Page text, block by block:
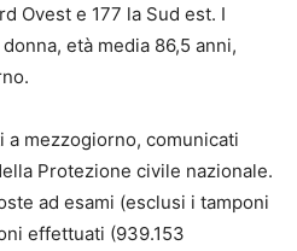
Ovest e 177 la Sud est. I
età media 86,5 anni,
a mezzogiorno, comunicati
Protezione civile nazionale.
ad esami (esclusi i tamponi
effettuati (939.153